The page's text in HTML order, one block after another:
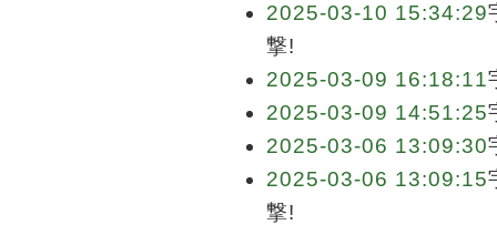
2025-03-10 15:34:29
撃!
2025-03-09 16:18:11
2025-03-09 14:51:25
2025-03-06 13:09:30
2025-03-06 13:09:15
撃!